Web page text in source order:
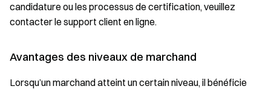
candidature ou les processus de certification, veuillez
contacter le support client en ligne.
Avantages des niveaux de marchand
Lorsqu’un marchand atteint un certain niveau, il bénéficie